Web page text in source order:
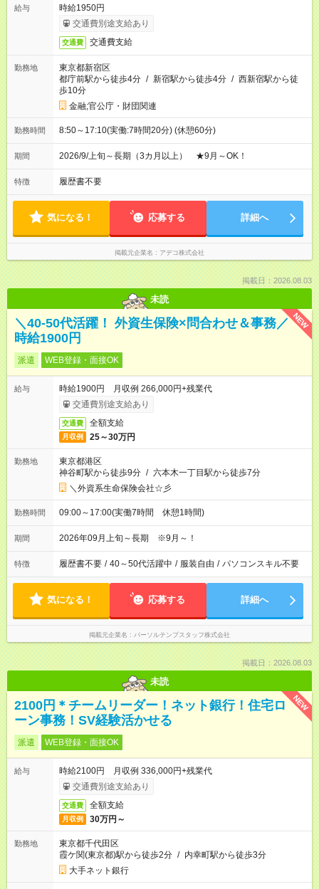
給与
時給1950円
交通費別途支給あり
交通費 交通費支給
勤務地
東京都新宿区
都庁前駅から徒歩4分 / 新宿駅から徒歩4分 / 西新宿駅から徒
歩10分
金融;官公庁・財団関連
勤務時間 8:50～17:10(実働:7時間20分) (休憩60分)
期間 2026/9/上旬～長期（3カ月以上） ★9月～OK！
特徴 履歴書不要
気になる！ 応募する 詳細へ
掲載元企業名 アデコ株式会社
掲載日：2026.08.03
未読
NEW
＼40-50代活躍！ 外資生保険×問合わせ＆事務／
時給1900円
派遣 WEB登録・面接OK
給与
時給1900円 月収例 266,000円+残業代
交通費別途支給あり
交通費 全額支給
月収例 25～30万円
勤務地
東京都港区
神谷町駅から徒歩9分 / 六本木一丁目駅から徒歩7分
＼外資系生命保険会社☆彡
勤務時間 09:00～17:00(実働7時間 休憩1時間)
期間 2026年09月上旬～長期 ※9月～！
特徴 履歴書不要 / 40～50代活躍中 / 服装自由 / パソコンスキル不要
気になる！ 応募する 詳細へ
掲載元企業名 パーソルテンプスタッフ株式会社
掲載日：2026.08.03
未読
NEW
2100円＊チームリーダー！ネット銀行！住宅ロ
ーン事務！SV経験活かせる
派遣 WEB登録・面接OK
給与
時給2100円 月収例 336,000円+残業代
交通費別途支給あり
交通費 全額支給
月収例 30万円～
勤務地
東京都千代田区
霞ケ関(東京都)駅から徒歩2分 / 内幸町駅から徒歩3分
大手ネット銀行